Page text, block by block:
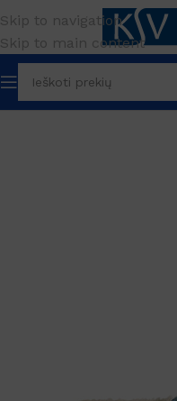
Skip to navigation
Skip to main content
Pradžia PREKĖS ŽENKLAS